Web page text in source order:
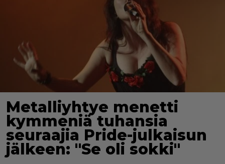
Metalliyhtye menetti
kymmeniä tuhansia
seuraajia Pride-julkaisun
jälkeen: "Se oli sokki"